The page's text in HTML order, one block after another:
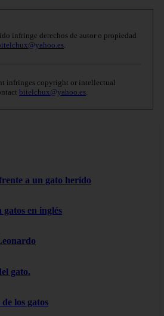
infringe derechos de autor o propiedad
.
infringes copyright or intellectual
bitelchux@yahoo.es.
a un gato herido
en inglés
gato.
los gatos